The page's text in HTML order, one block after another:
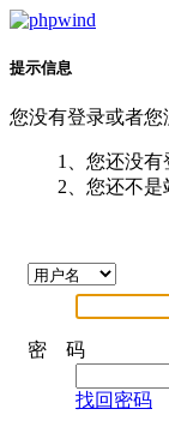
提示信息
您没有登录或者您
1、您还没有
2、您还不
密 码
找回密码